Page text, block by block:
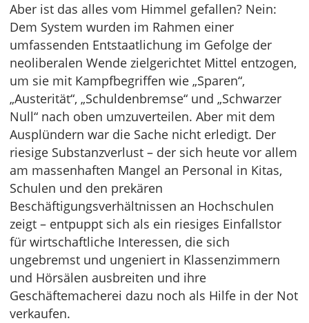
Aber ist das alles vom Himmel gefallen? Nein:
Dem System wurden im Rahmen einer
umfassenden Entstaatlichung im Gefolge der
neoliberalen Wende zielgerichtet Mittel entzogen,
um sie mit Kampfbegriffen wie „Sparen“,
„Austerität“, „Schuldenbremse“ und „Schwarzer
Null“ nach oben umzuverteilen. Aber mit dem
Ausplündern war die Sache nicht erledigt. Der
riesige Substanzverlust – der sich heute vor allem
am massenhaften Mangel an Personal in Kitas,
Schulen und den prekären
Beschäftigungsverhältnissen an Hochschulen
zeigt – entpuppt sich als ein riesiges Einfallstor
für wirtschaftliche Interessen, die sich
ungebremst und ungeniert in Klassenzimmern
und Hörsälen ausbreiten und ihre
Geschäftemacherei dazu noch als Hilfe in der Not
verkaufen.